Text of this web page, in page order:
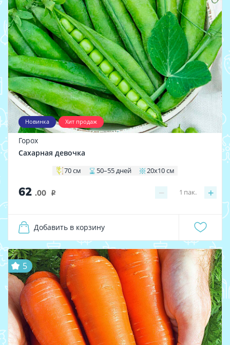
Новинка Хит продаж
Горох
Сахарная девочка
70 см 50–55 дней 20х10 см
62 .00 i − +
1 пак.
Добавить в корзину
5